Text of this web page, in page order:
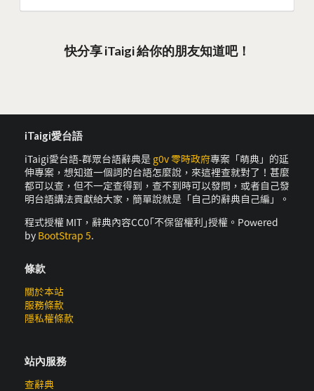
快分享 iTaigi 給你的朋友知道吧！
iTaigi愛台語
iTaigi愛台語-群眾台語辭典是 g0v 零時政府專案「萌典」的延
伸專案，想知道一個詞的台語怎麼說，來這裡查就對了！甚麼
都可以查，但不一定查得到，查不到時可以發問，或者自己發
明台語講法貢獻給大家，簡單說就是「自己的辭典自己編」。
程式授權 MIT，辭典內容CC0｢不保留權利｣授權。Powered
by BootStrap 5.
條款
關於本站
服務條款
隱私權條款
站內服務
查辭典